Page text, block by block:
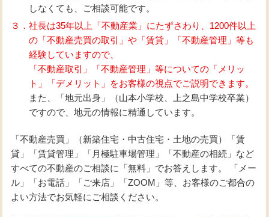
しなくても、ご相談可能です。
３．社長は35年以上「不動産業」にたずさわり、1200件以上
の「不動産売買の取引」や「賃貸」「不動産管理」等も
経験していますので、
「不動産取引」「不動産管理」等についての「メリッ
ト」「デメリット」をお客様の視点でご説明できます。
また、「地元出身」（山本小学校、上之島中学校卒業）
ですので、地元の情報に精通しています。
「不動産売買」（新築住宅・中古住宅・土地の売買）「賃
貸」「賃貸管理」「月極駐車場管理」「不動産の相続」など
すべての不動産のご相談に「無料」でお答えします。 「メー
ル」「お電話」「ご来店」「ZOOM」等、お客様のご都合の
よい方法でお気軽にご相談ください。